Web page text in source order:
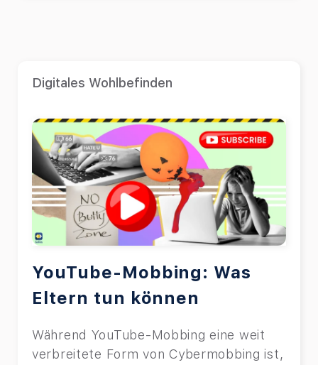
Digitales Wohlbefinden
YouTube-Mobbing: Was
Eltern tun können
Während YouTube-Mobbing eine weit
verbreitete Form von Cybermobbing ist,